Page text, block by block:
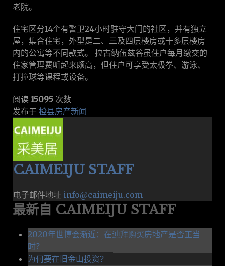
老院。
住宅区分14个有警卫24小时驻守大门的社区，并有独立
屋，集合住宅，外型是二、三及四层楼房或十多层楼房
内的公寓等不同款式。 拉古纳伍兹谷虽住户每月缴交的
住家管理费听起来颇高，但住户可享受太极拳、游泳、
打撞球等课程或设备。
阅读 15095 次数
发布于 橙县房产新闻
CAIMEIJU STAFF
电子邮件地址 info@caimeiju.com
最新自 CAIMEIJU STAFF
2020年世博会渐近：在迪拜购买房地产是否正当
时？
为何要在旧金山投资？